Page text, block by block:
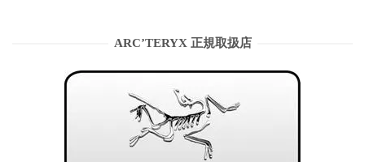
ARC’TERYX 正規取扱店